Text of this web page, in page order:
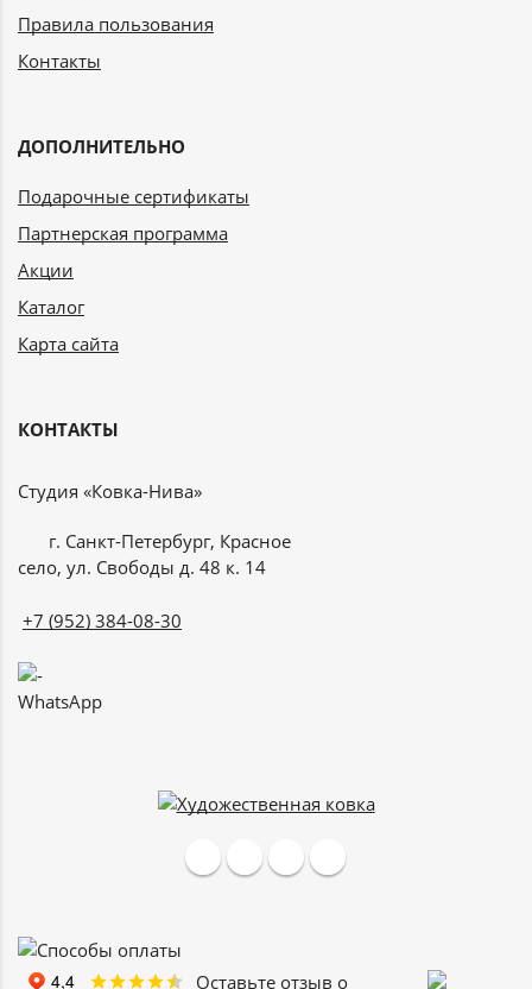
Правила пользования
Контакты
ДОПОЛНИТЕЛЬНО
Подарочные сертификаты
Партнерская программа
Акции
Каталог
Карта сайта
КОНТАКТЫ
Студия «Ковка-Нива»
г. Санкт-Петербург, Красное
село, ул. Свободы д. 48 к. 14
+7 (952) 384-08-30
WhatsApp
Оставьте отзыв о